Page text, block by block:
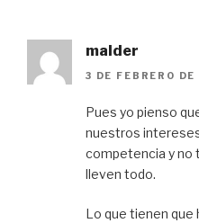
malder
3 DE FEBRERO
Pues yo pienso
nuestros
competencia y no
lleven todo.
Lo que tienen que